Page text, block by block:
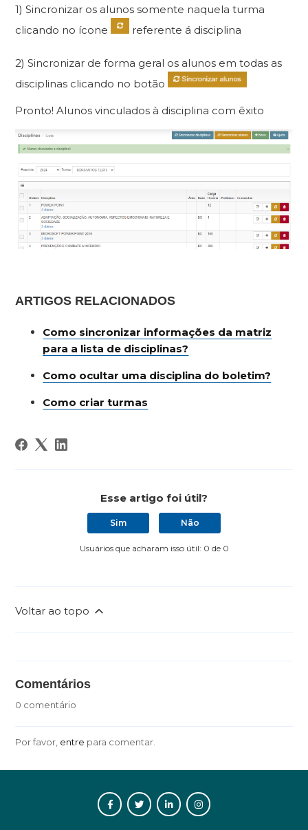
1) Sincronizar os alunos somente naquela turma
clicando no ícone
referente á disciplina
2) Sincronizar de forma geral os alunos em todas as
disciplinas clicando no botão
Pronto! Alunos vinculados à disciplina com êxito
ARTIGOS RELACIONADOS
Como sincronizar informações da matriz
para a lista de disciplinas?
Como ocultar uma disciplina do boletim?
Como criar turmas
Esse artigo foi útil?
Sim Não
Usuários que acharam isso útil: 0 de 0
Voltar ao topo
Comentários
0 comentário
Por favor, entre para comentar.